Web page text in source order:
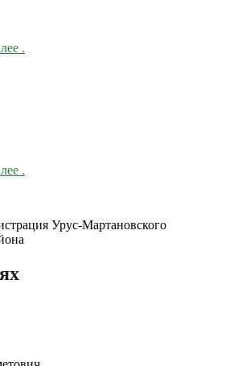
.
.
Урус-Мартановского